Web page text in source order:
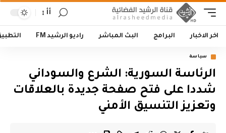
أأ
اخر الاخبار البرامج البث المباشر راديو الرشيد FM
سياسة
الرئاسة السورية: الشرع والسوداني
شددا على فتح صفحة جديدة بالعلاقات
وتعزيز التنسيق الأمني